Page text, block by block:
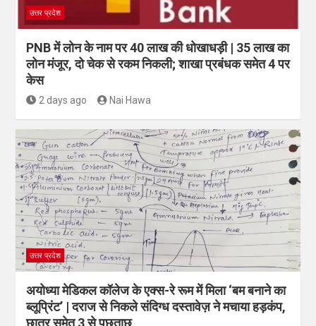
उत्तर प्रदेश
PNB में लोन के नाम पर 40 लाख की धोखाधड़ी | 35 लाख का
लोन मंजूर, दो चेक से रकम निकली; शाखा प्रबंधक समेत 4 पर
केस
2 days ago Nai Hawa
उत्तर प्रदेश
अयोध्या मेडिकल कॉलेज के एक्स-रे रूम में मिला ‘बम बनाने का
ब्लूप्रिंट’ | दराज से निकले संदिग्ध दस्तावेज़ ने मचाया हड़कंप,